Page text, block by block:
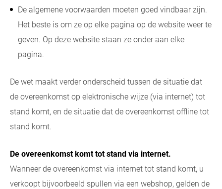
De algemene voorwaarden moeten goed vindbaar zijn.
Het beste is om ze op elke pagina op de website weer te
geven. Op deze website staan ze onder aan elke
pagina.
De wet maakt verder onderscheid tussen de situatie dat
de overeenkomst op elektronische wijze (via internet) tot
stand komt, en de situatie dat de overeenkomst offline tot
stand komt.
De overeenkomst komt tot stand via internet.
Wanneer de overeenkomst via internet tot stand komt, u
verkoopt bijvoorbeeld spullen via een webshop, gelden de